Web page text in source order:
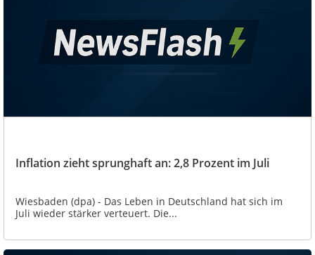
Inflation zieht sprunghaft an: 2,8 Prozent im Juli
Wiesbaden (dpa) - Das Leben in Deutschland hat sich im
Juli wieder stärker verteuert. Die...